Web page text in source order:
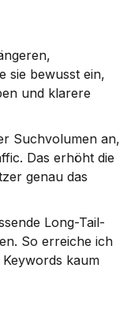
sie bewusst ein,
und klarere
Suchvolumen an,
Das erhöht die
genau das
Long-Tail-
So erreiche ich
kaum